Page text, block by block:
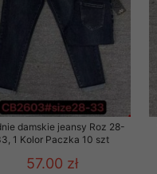
damskie jeansy Roz 28-
1 Kolor Paczka 10 szt
57.00 zł